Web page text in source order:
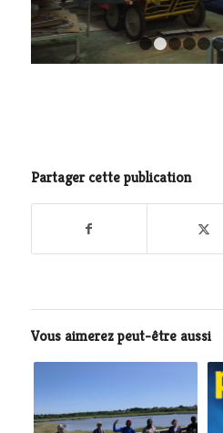
Partager cette publication
Vous aimerez peut-être aussi